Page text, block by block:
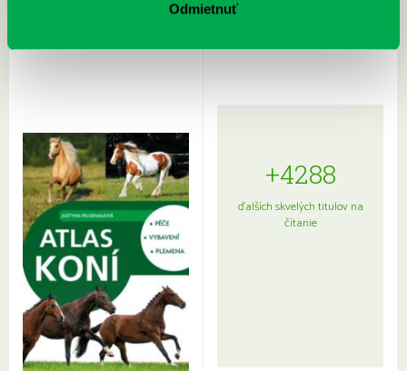
Odmietnuť
Sprievodca po hviezdnej oblohe
kompletný sprievodca
+4288
ďalších skvelých titulov na
čítanie